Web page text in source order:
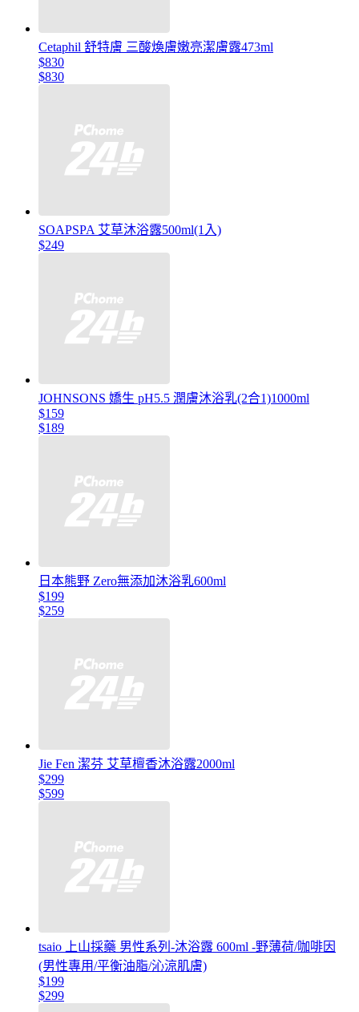
Cetaphil 舒特膚 三酸煥膚嫩亮潔膚露473ml
$830
$830
SOAPSPA 艾草沐浴露500ml(1入)
$249
JOHNSONS 嬌生 pH5.5 潤膚沐浴乳(2合1)1000ml
$159
$189
日本熊野 Zero無添加沐浴乳600ml
$199
$259
Jie Fen 潔芬 艾草檀香沐浴露2000ml
$299
$599
tsaio 上山採藥 男性系列-沐浴露 600ml -野薄荷/咖啡因
(男性專用/平衡油脂/沁涼肌膚)
$199
$299